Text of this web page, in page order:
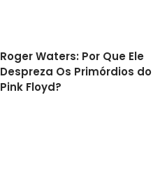
Roger Waters: Por Que Ele
Despreza Os Primórdios do
Pink Floyd?